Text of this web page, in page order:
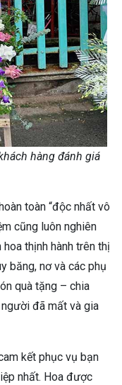
hàng đánh giá
toàn “độc nhất vô
cũng luôn nghiên
thịnh hành trên thị
băng, nơ và các phụ
quà tặng – chia
đã mất và gia
kết phục vụ bạn
nhất. Hoa được